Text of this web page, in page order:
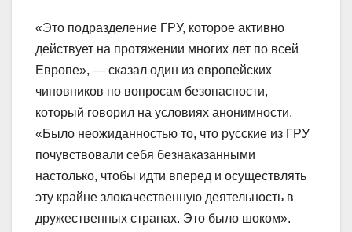
«Это подразделение ГРУ, которое активно
действует на протяжении многих лет по всей
Европе», — сказал один из европейских
чиновников по вопросам безопасности,
который говорил на условиях анонимности.
«Было неожиданностью то, что русские из ГРУ
почувствовали себя безнаказанными
настолько, чтобы идти вперед и осуществлять
эту крайне злокачественную деятельность в
дружественных странах. Это было шоком».